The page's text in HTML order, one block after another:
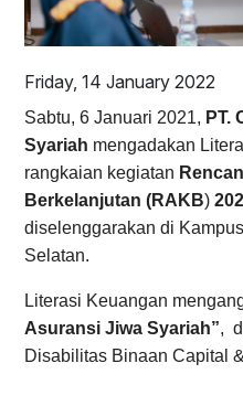
Friday, 14 January 2022
Sabtu, 6 Januari 2021, PT.
Syariah mengadakan
rangkaian kegiatan
Berkelanjutan (RAKB)
diselenggarakan di
Selatan.
Literasi Keuangan
Asuransi Jiwa Syariah”,
Disabilitas Binaan Capital